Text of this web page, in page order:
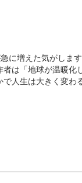
に増えた気がしま
は「地球が温暖化
人生は大きく変わ